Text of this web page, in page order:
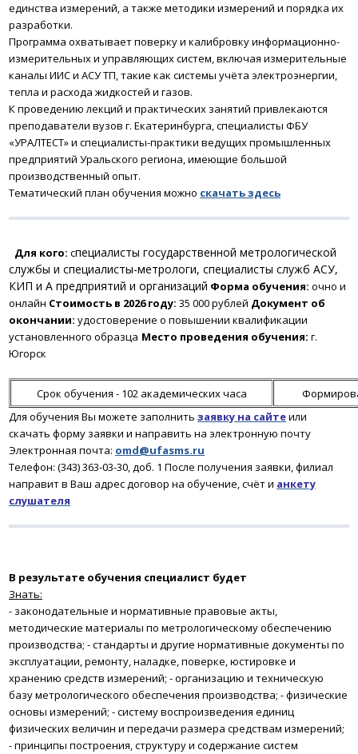
единства измерений, а также методики измерений и порядка их
разработки.
Программа охватывает поверку и калибровку информационно-
измерительных и управляющих систем, включая измерительные
каналы ИИС и АСУ ТП, такие как системы учёта электроэнергии,
тепла и расхода жидкостей и газов.
К проведению лекций и практических занятий привлекаются
преподаватели вузов г. Екатеринбурга, специалисты ФБУ
«УРАЛТЕСТ» и специалисты-практики ведущих промышленных
предприятий Уральского региона, имеющие большой
производственный опыт.
Тематический план обучения можно скачатьздесь
Для кого: специалисты государственной метрологической
службы и специалисты-метрологи, специалисты служб АСУ,
КИП и А предприятий и организаций Форма обучения: очно и
онлайн Стоимость в 2026 году: 35 000 рублей Документ об
окончании: удостоверение о повышении квалификации
установленного образца Место проведения обучения: г.
Югорск
Срок обучения - 102 академических часа
Для обучения Вы можете заполнить заявку на сайтеили
скачать форму заявки и направить на электронную почту
Электронная почта: omd@ufasms.ru
Телефон: (343) 363-03-30, доб. 1 После получения заявки, филиал
направит в Ваш адрес договор на обучение, счёт и анкету
слушателя
В результате обучения специалист будет
Знать:
- законодательные и нормативные правовые акты,
методические материалы по метрологическому обеспечению
производства; - стандарты и другие нормативные документы по
эксплуатации, ремонту, наладке, поверке, юстировке и
хранению средств измерений; - организацию и техническую
базу метрологического обеспечения производства; - физические
основы измерений; - систему воспроизведения единиц
физических величин и передачи размера средствам измерений;
- принципы построения, структуру и содержание систем